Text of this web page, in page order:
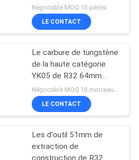
36mm de bouton de
30mm 32mm
Négociable MOQ:10 pièces
LE CONTACT
Le carbure de tungstène
de la haute catégorie
YK05 de R32 64mm
insère le peu de
perceuse de bouton
LE CONTACT
Les d'outil 51mm de
extraction de
construction de R32